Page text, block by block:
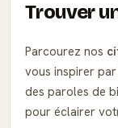
Trouver
Parcourez nos
vous inspirer
des paroles de
pour éclairer